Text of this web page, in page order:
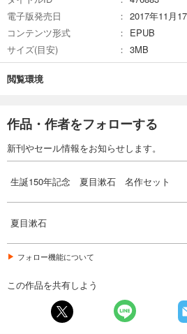
電子版発売日
2017年11月
コンテンツ形式
EPUB
サイズ(目安)
3MB
閲覧環境
作品・作者をフォローする
新刊やセール情報をお知らせします。
生誕150年記念 夏目漱石 名作セット
夏目漱石
フォロー機能について
この作品を共有しよう